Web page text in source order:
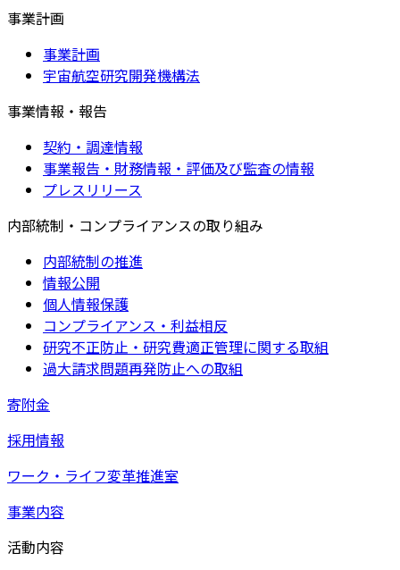
事業計画
事業計画
宇宙航空研究開発機構法
事業情報・報告
契約・調達情報
事業報告・財務情報・評価及び監査の情報
プレスリリース
内部統制・コンプライアンスの取り組み
内部統制の推進
情報公開
個人情報保護
コンプライアンス・利益相反
研究不正防止・研究費適正管理に関する取組
過大請求問題再発防止への取組
寄附金
採用情報
ワーク・ライフ変革推進室
事業内容
活動内容